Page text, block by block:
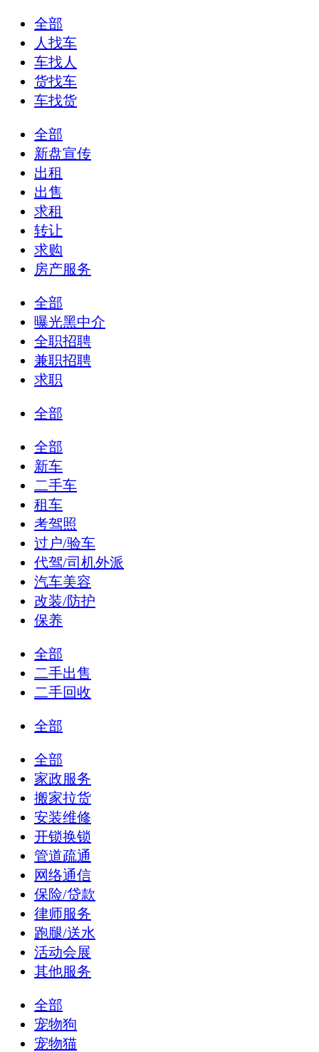
全部
人找车
车找人
货找车
车找货
全部
新盘宣传
出租
出售
求租
转让
求购
房产服务
全部
曝光黑中介
全职招聘
兼职招聘
求职
全部
全部
新车
二手车
租车
考驾照
过户/验车
代驾/司机外派
汽车美容
改装/防护
保养
全部
二手出售
二手回收
全部
全部
家政服务
搬家拉货
安装维修
开锁换锁
管道疏通
网络通信
保险/贷款
律师服务
跑腿/送水
活动会展
其他服务
全部
宠物狗
宠物猫